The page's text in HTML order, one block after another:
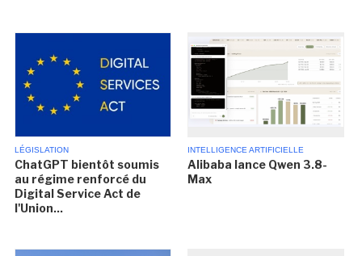
LÉGISLATION
ChatGPT bientôt soumis
au régime renforcé du
Digital Service Act de
l'Union...
INTELLIGENCE ARTIFICIELLE
Alibaba lance Qwen 3.8-
Max